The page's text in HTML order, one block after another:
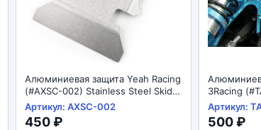
Алюминиевая защита Yeah Racing
(#AXSC-002) Stainless Steel Skid
Plate For For Axial SCX10 II
AX90046
Артикул: AXSC-002
450 ₽
3Racing
Mixing Arm
Артикул:
500 ₽